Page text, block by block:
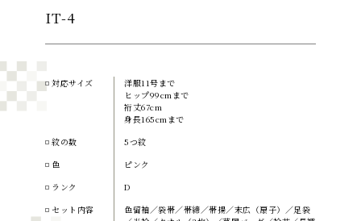
IT-4
対応サイズ
洋服11号まで
ヒップ99cmまで
裄丈67cm
身長165cmまで
紋の数
5つ紋
色
ピンク
ランク
D
セット内容
色留袖／袋帯／帯締／帯揚／末広（扇子）／足袋